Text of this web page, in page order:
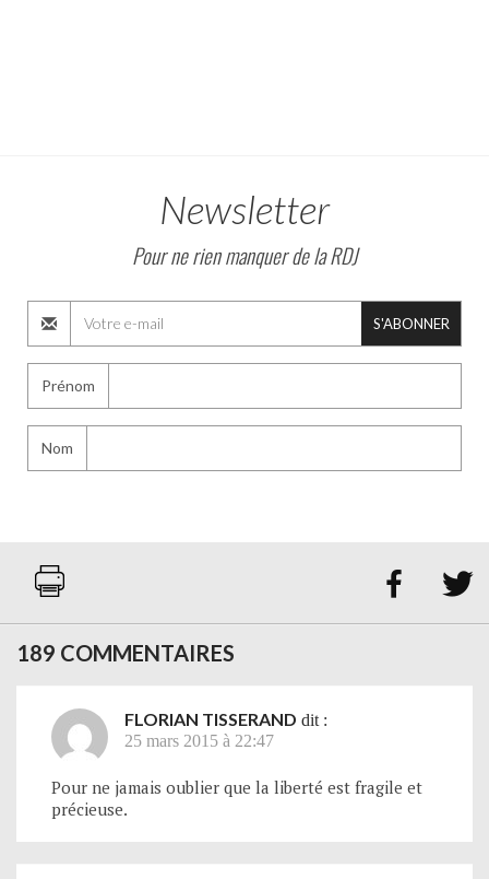
Newsletter
Pour ne rien manquer de la RDJ
S'ABONNER
Prénom
Nom
 
189 COMMENTAIRES
FLORIAN TISSERAND dit :
25 mars 2015 à 22:47
Pour ne jamais oublier que la liberté est fragile et
précieuse.